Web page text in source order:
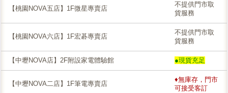
【桃園NOVA五店】1F微星專賣店
不提供門市取
貨服務
【桃園NOVA六店】1F宏碁專賣店
不提供門市取
貨服務
【中壢NOVA店】2F附設家電體驗館 ●現貨充足
【中壢NOVA二店】1F筆電專賣店
♦無庫存，門市
可接受客訂